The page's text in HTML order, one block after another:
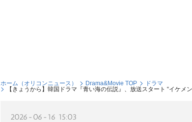
ホーム（オリコンニュース） Drama&Movie TOP
ドラマ
【きょうから】韓国ドラマ『青い海の伝説』、放送スタート “イケ
2026-06-16 15:03